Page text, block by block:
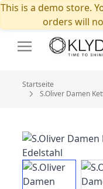
This is a demo store.
orders will
Startseite
S.Oliver Damen